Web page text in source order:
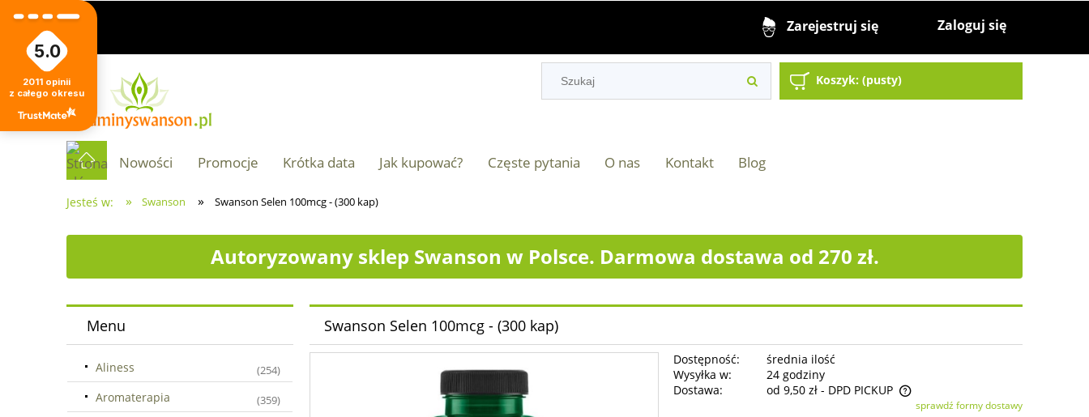
Zarejestruj się Zaloguj się
Koszyk: (pusty)
Nowości Promocje Krótka data Jak kupować? Częste pytania O nas Kontakt Blog
Jesteś w: » Swanson » Swanson Selen 100mcg - (300 kap)
Autoryzowany sklep Swanson w Polsce. Darmowa dostawa od 270 zł.
Menu
Aliness (254)
Aromaterapia (359)
Swanson Selen 100mcg - (300 kap)
Dostępność:
średnia ilość
Wysyłka w:
24 godziny
Dostawa:
od 9,50 zł - DPD PICKUP
sprawdź formy dostawy
5.0
2011 opinii
z całego okresu